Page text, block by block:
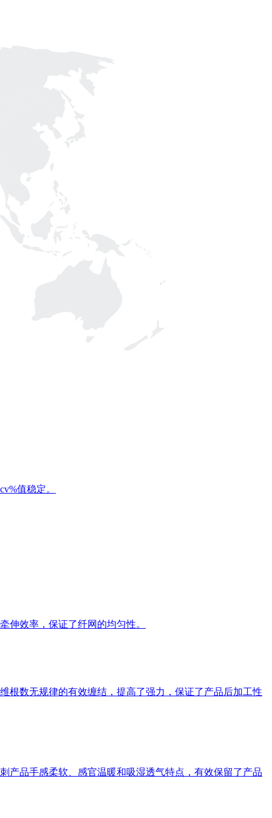
值稳定。
伸效率，保证了纤网的均匀性。
根数无规律的有效缠结，提高了强力，保证了产品后加工性
产品手感柔软、感官温暖和吸湿透气特点，有效保留了产品